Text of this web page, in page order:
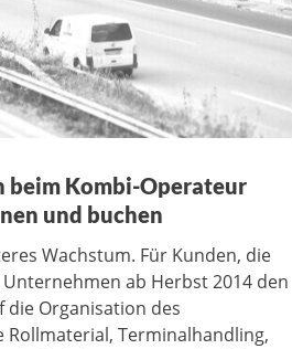
beim Kombi-Operateur
und buchen
Wachstum. Für Kunden, die
ab Herbst 2014 den
die Organisation des
Rollmaterial, Terminalhandling,